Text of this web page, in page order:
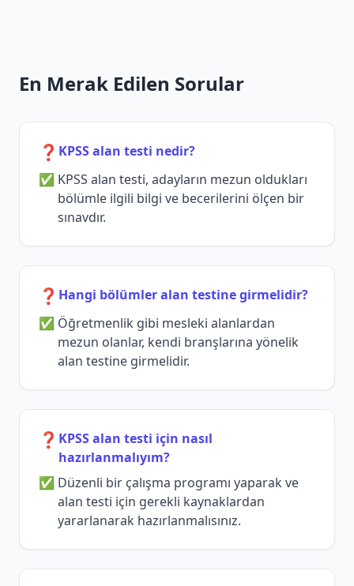
En Merak Edilen Sorular
❓ KPSS alan testi nedir?
KPSS alan testi, adayların mezun oldukları
bölümle ilgili bilgi ve becerilerini ölçen bir
sınavdır.
❓ Hangi bölümler alan testine girmelidir?
Öğretmenlik gibi mesleki alanlardan
mezun olanlar, kendi branşlarına yönelik
alan testine girmelidir.
❓ KPSS alan testi için nasıl
hazırlanmalıyım?
Düzenli bir çalışma programı yaparak ve
alan testi için gerekli kaynaklardan
yararlanarak hazırlanmalısınız.